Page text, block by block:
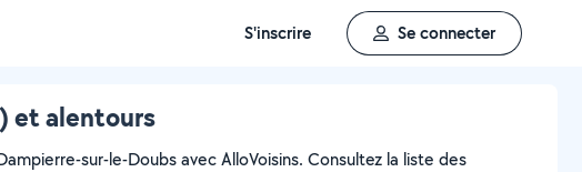
S'inscrire Se connecter
et alentours
sur-le-Doubs avec AlloVoisins. Consultez la liste des